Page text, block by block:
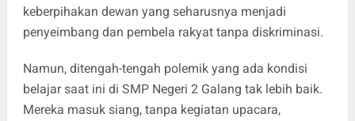
keberpihakan dewan yang seharusnya menjadi
penyeimbang dan pembela rakyat tanpa diskriminasi.
Namun, ditengah-tengah polemik yang ada kondisi
belajar saat ini di SMP Negeri 2 Galang tak lebih baik.
Mereka masuk siang, tanpa kegiatan upacara,